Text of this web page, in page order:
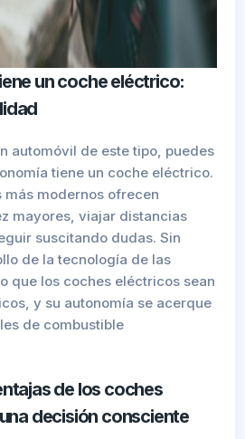
un coche eléctrico:
automóvil de este tipo, puedes
tiene un coche eléctrico.
más modernos ofrecen
mayores, viajar distancias
suscitando dudas. Sin
de la tecnología de las
que los coches eléctricos sean
y su autonomía se acerque
de combustible
de los coches
decisión consciente